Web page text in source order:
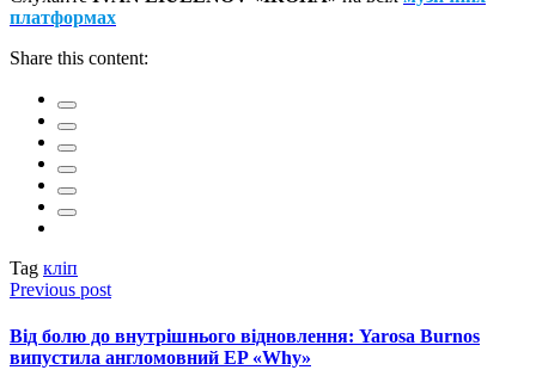
платформах
Share this content:
Tag кліп
Previous post
Від болю до внутрішнього відновлення: Yarosa Burnos
випустила англомовний EP «Why»